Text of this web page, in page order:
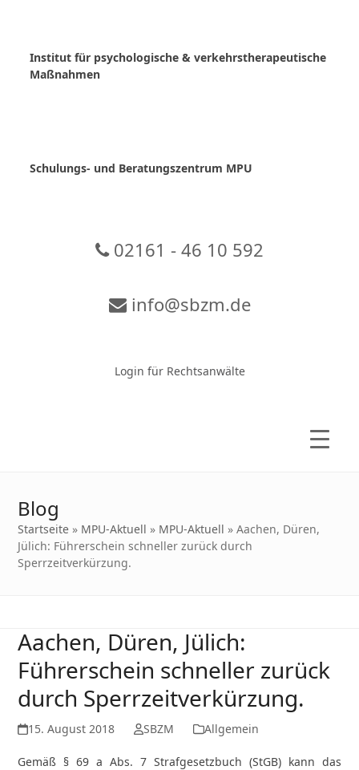
Institut für psychologische & verkehrstherapeutische
Maßnahmen
Schulungs- und Beratungszentrum MPU
02161 - 46 10 592
info@sbzm.de
Login für Rechtsanwälte
Blog
Startseite » MPU-Aktuell » MPU-Aktuell »Aachen, Düren,
Jülich: Führerschein schneller zurück durch
Sperrzeitverkürzung.
Aachen, Düren, Jülich:
Führerschein schneller zurück
durch Sperrzeitverkürzung.
15. August 2018 SBZM Allgemein
Gemäß § 69 a Abs. 7 Strafgesetzbuch (StGB) kann das